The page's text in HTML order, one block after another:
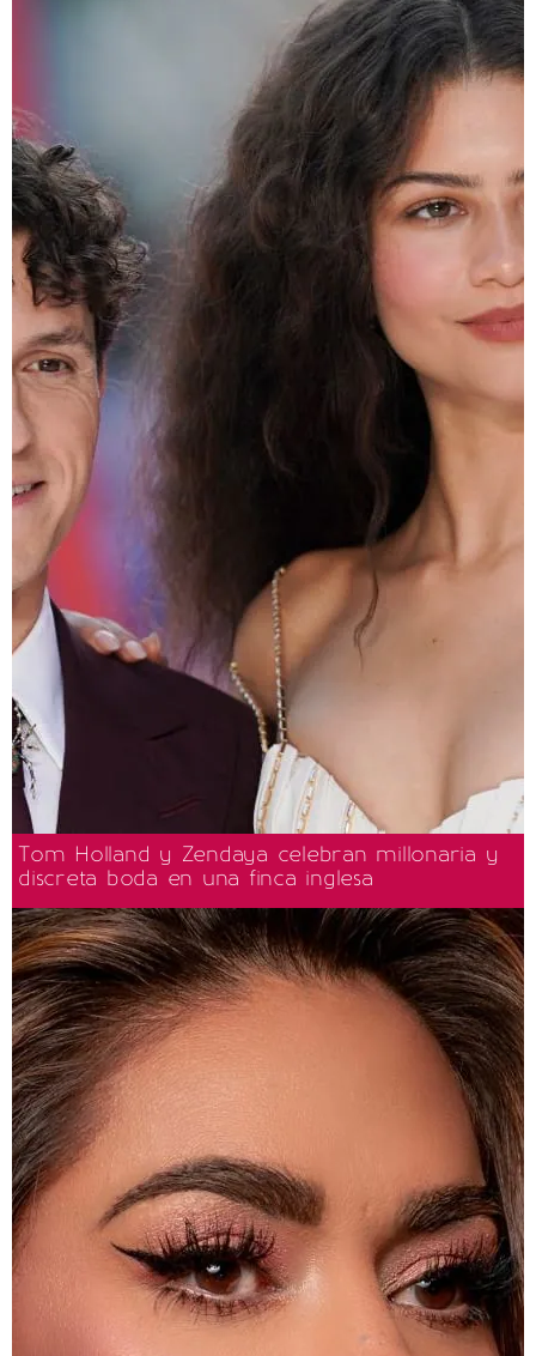
Tom Holland y Zendaya celebran millonaria y
discreta boda en una finca inglesa